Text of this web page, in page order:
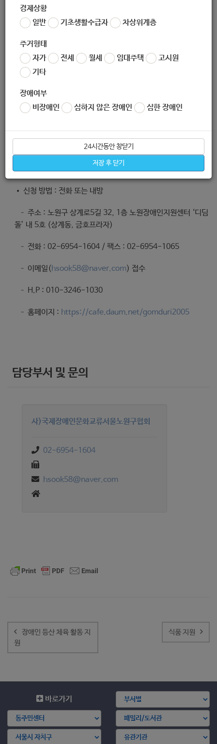
경제상황
일반
기초생활수급자 차상위계층
주거형태
자가
전세 월세 임대주택
고시원
기타
장애여부
비장애인
심하지 않은 장애인 심한 장애인
24시간동안 창닫기
저장 후 닫기
지원내용
• 눈으로 보고 몸으로 체험하여 자연과 더불어 사람이 공존함을
느끼게 하고 자연생태계 보호 의식을 고취하기 위해 자연 생태 체
험, 체험 시 체험비 일부 비용 지원
신청방법
• 신청 기간 : 5월 중
• 신청 방법 : 전화 또는 내방
– 주소 : 노원구 상계로5길 32, 1층 노원장애인지원센터 ‘디딤
돌’ 내 5호 (상계동, 금호프라자)
– 전화 : 02-6954-1604 / 팩스 : 02-6954-1065
– 이메일(hsook58@naver.com) 접수
– H.P : 010-3246-1030
– 홈페이지 : https://cafe.daum.net/gomduri2005
담당부서 및 문의
사)국제장애인문화교류서울노원구협회
02-6954-1604
hsook58@naver.com
내
비
게
장애인 등산 체육 활동 지
원
식품 지원
바로가기